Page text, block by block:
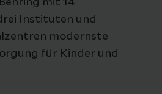
mit 14
Instituten und
modernste
für Kinder und